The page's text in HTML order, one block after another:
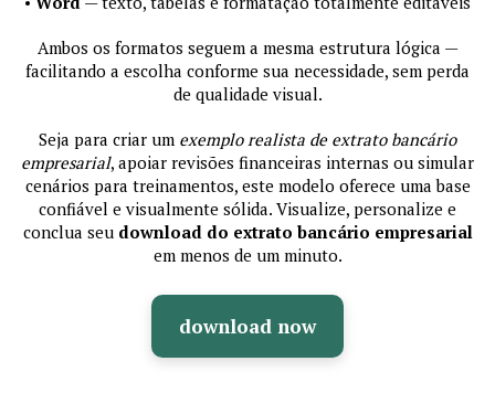
Ambos os formatos seguem a mesma estrutura lógica —
facilitando a escolha conforme sua necessidade, sem perda
de qualidade visual.
Seja para criar um exemplo realista de extrato bancário
empresarial, apoiar revisões financeiras internas ou simular
cenários para treinamentos, este modelo oferece uma base
confiável e visualmente sólida. Visualize, personalize e
conclua seu download do extrato bancário empresarial
em menos de um minuto.
download now